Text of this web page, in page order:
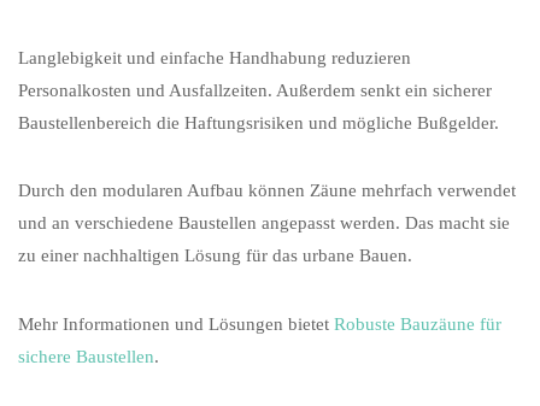
Langlebigkeit und einfache Handhabung reduzieren
Personalkosten und Ausfallzeiten. Außerdem senkt ein sicherer
Baustellenbereich die Haftungsrisiken und mögliche Bußgelder.
Durch den modularen Aufbau können Zäune mehrfach verwendet
und an verschiedene Baustellen angepasst werden. Das macht sie
zu einer nachhaltigen Lösung für das urbane Bauen.
Mehr Informationen und Lösungen bietet Robuste Bauzäune für
sichere Baustellen.